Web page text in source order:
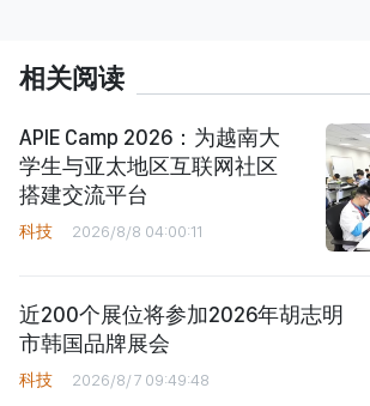
相关阅读
APIE Camp 2026：为越南大
学生与亚太地区互联网社区
搭建交流平台
科技 2026/8/8 04:00:11
近200个展位将参加2026年胡志明
市韩国品牌展会
科技 2026/8/7 09:49:48